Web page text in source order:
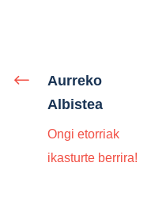
Aurreko
Albistea
Ongi etorriak
ikasturte berrira!